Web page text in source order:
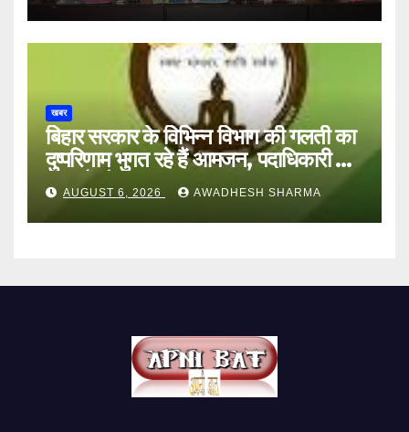
खबर
बिहार सरकार के विभिन्न विभाग की गलती का
दुष्परिणाम भुगत रहे हैं आमजन, पदाधिकारी और
अन्य हैं मौन
AUGUST 6, 2026 AWADHESH SHARMA